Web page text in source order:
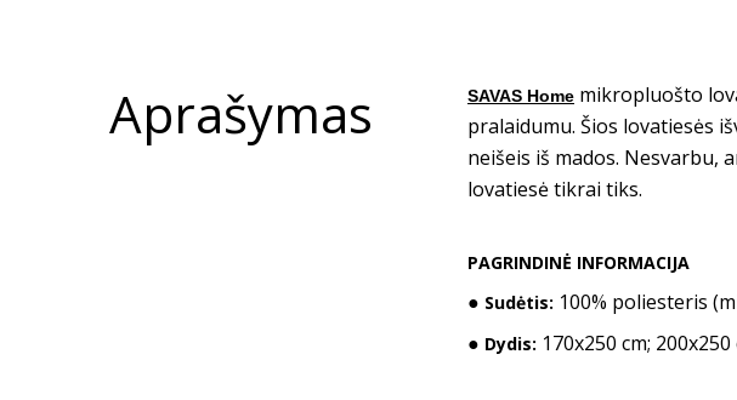
Aprašymas SAVAS Home mikropluošto
pralaidumu. Šios lovatiesės
neišeis iš mados. Nesvarbu,
lovatiesė tikrai tiks.
PAGRINDINĖ INFORMACIJA
● Sudėtis: 100% poliesteris
● Dydis: 170x250 cm; 200x250